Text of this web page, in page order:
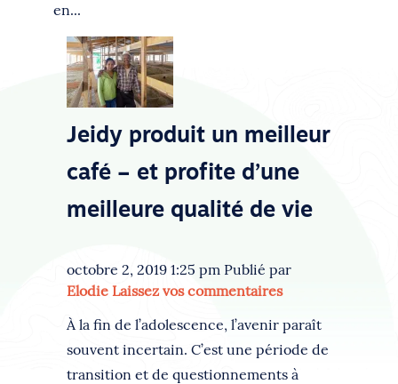
en...
Jeidy produit un meilleur
café – et profite d’une
meilleure qualité de vie
octobre 2, 2019 1:25 pm Publié par
Elodie Laissez vos commentaires
À la fin de l’adolescence, l’avenir paraît
souvent incertain. C’est une période de
transition et de questionnements à